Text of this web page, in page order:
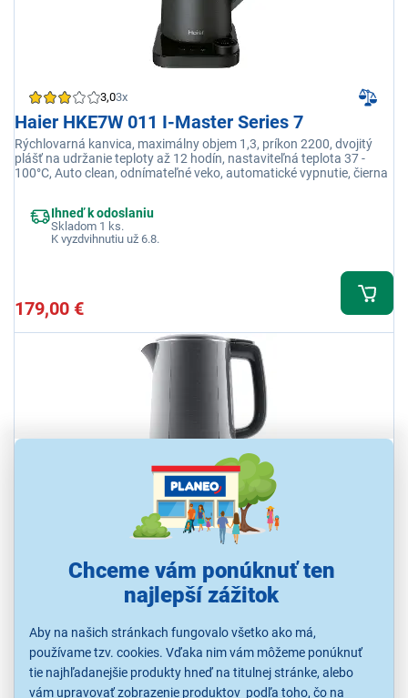
Chceme vám ponúknuť ten
najlepší zážitok
Aby na našich stránkach fungovalo všetko ako má,
používame tzv. cookies. Vďaka nim vám môžeme ponúknuť
tie najhľadanejšie produkty hneď na titulnej stránke, alebo
vám upravovať zobrazenie produktov podľa toho, čo na
3,03x
Haier HKE7W 011 I-Master Series 7
Rýchlovarná kanvica, maximálny objem 1,3, príkon 2200, dvojitý
plášť na udržanie teploty až 12 hodín, nastaviteľná teplota 37 -
100°C, Auto clean, odnímateľné veko, automatické vypnutie, čierna
Ihneď k odoslaniu
Skladom 1 ks.
K vyzdvihnutiu už 6.8.
179,00 €
ETA 8595 90020 Edita
teploty, dvojplášťové prevedenie
Ihneď k odoslaniu
K vyzdvihnutiu už 6.8.